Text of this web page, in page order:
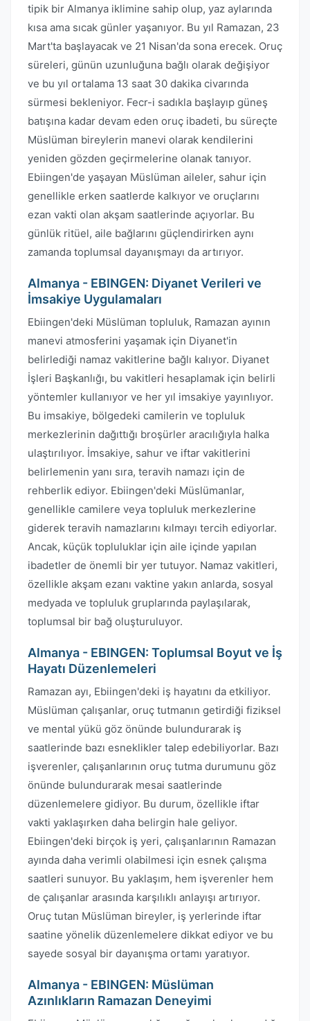
tipik bir Almanya iklimine sahip olup, yaz aylarında
kısa ama sıcak günler yaşanıyor. Bu yıl Ramazan, 23
Mart'ta başlayacak ve 21 Nisan'da sona erecek. Oruç
süreleri, günün uzunluğuna bağlı olarak değişiyor
ve bu yıl ortalama 13 saat 30 dakika civarında
sürmesi bekleniyor. Fecr-i sadıkla başlayıp güneş
batışına kadar devam eden oruç ibadeti, bu süreçte
Müslüman bireylerin manevi olarak kendilerini
yeniden gözden geçirmelerine olanak tanıyor.
Ebiingen'de yaşayan Müslüman aileler, sahur için
genellikle erken saatlerde kalkıyor ve oruçlarını
ezan vakti olan akşam saatlerinde açıyorlar. Bu
günlük ritüel, aile bağlarını güçlendirirken aynı
zamanda toplumsal dayanışmayı da artırıyor.
Almanya - EBINGEN: Diyanet Verileri ve
İmsakiye Uygulamaları
Ebiingen'deki Müslüman topluluk, Ramazan ayının
manevi atmosferini yaşamak için Diyanet'in
belirlediği namaz vakitlerine bağlı kalıyor. Diyanet
İşleri Başkanlığı, bu vakitleri hesaplamak için belirli
yöntemler kullanıyor ve her yıl imsakiye yayınlıyor.
Bu imsakiye, bölgedeki camilerin ve topluluk
merkezlerinin dağıttığı broşürler aracılığıyla halka
ulaştırılıyor. İmsakiye, sahur ve iftar vakitlerini
belirlemenin yanı sıra, teravih namazı için de
rehberlik ediyor. Ebiingen'deki Müslümanlar,
genellikle camilere veya topluluk merkezlerine
giderek teravih namazlarını kılmayı tercih ediyorlar.
Ancak, küçük topluluklar için aile içinde yapılan
ibadetler de önemli bir yer tutuyor. Namaz vakitleri,
özellikle akşam ezanı vaktine yakın anlarda, sosyal
medyada ve topluluk gruplarında paylaşılarak,
toplumsal bir bağ oluşturuluyor.
Almanya - EBINGEN: Toplumsal Boyut ve İş
Hayatı Düzenlemeleri
Ramazan ayı, Ebiingen'deki iş hayatını da etkiliyor.
Müslüman çalışanlar, oruç tutmanın getirdiği fiziksel
ve mental yükü göz önünde bulundurarak iş
saatlerinde bazı esneklikler talep edebiliyorlar. Bazı
işverenler, çalışanlarının oruç tutma durumunu göz
önünde bulundurarak mesai saatlerinde
düzenlemelere gidiyor. Bu durum, özellikle iftar
vakti yaklaşırken daha belirgin hale geliyor.
Ebiingen'deki birçok iş yeri, çalışanlarının Ramazan
ayında daha verimli olabilmesi için esnek çalışma
saatleri sunuyor. Bu yaklaşım, hem işverenler hem
de çalışanlar arasında karşılıklı anlayışı artırıyor.
Oruç tutan Müslüman bireyler, iş yerlerinde iftar
saatine yönelik düzenlemelere dikkat ediyor ve bu
sayede sosyal bir dayanışma ortamı yaratıyor.
Almanya - EBINGEN: Müslüman
Azınlıkların Ramazan Deneyimi